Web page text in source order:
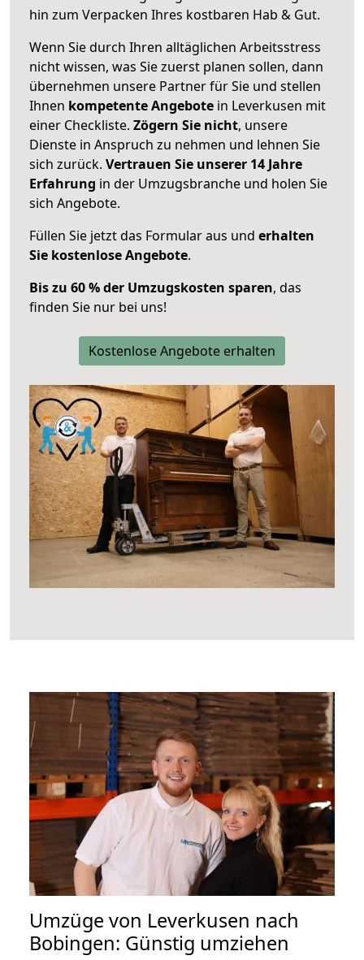
hin zum Verpacken Ihres kostbaren Hab & Gut.
Wenn Sie durch Ihren alltäglichen Arbeitsstress
nicht wissen, was Sie zuerst planen sollen, dann
übernehmen unsere Partner für Sie und stellen
Ihnen kompetente Angebote in Leverkusen mit
einer Checkliste. Zögern Sie nicht, unsere
Dienste in Anspruch zu nehmen und lehnen Sie
sich zurück. Vertrauen Sie unserer 14 Jahre
Erfahrung in der Umzugsbranche und holen Sie
sich Angebote.
Füllen Sie jetzt das Formular aus und erhalten
Sie kostenlose Angebote.
Bis zu 60 % der Umzugskosten sparen, das
finden Sie nur bei uns!
Kostenlose Angebote erhalten
Umzüge von Leverkusen nach
Bobingen: Günstig umziehen